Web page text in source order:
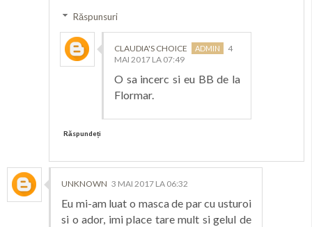
Răspunsuri
CLAUDIA'S CHOICE
4
MAI 2017 LA 07:49
O sa incerc si eu BB de la
Flormar.
Răspundeți
UNKNOWN 3 MAI 2017 LA 06:32
Eu mi-am luat o masca de par cu usturoi
si o ador, imi place tare mult si gelul de